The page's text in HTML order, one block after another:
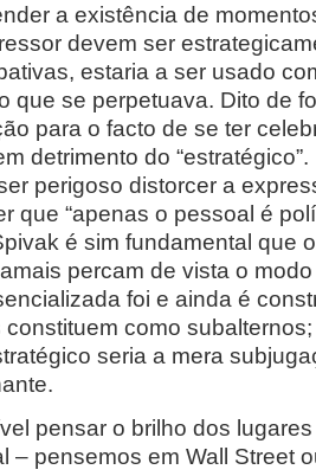
a existência de
devem ser
estaria a ser usado
que se perpetuava. Dito de
para o facto de se ter
detrimento do
perigoso distorcer a
que “apenas o pessoal é
é sim fundamental que
percam de vista o
foi e ainda é
como
seria a mera
pensar o brilho dos
– pensemos em Wall Street